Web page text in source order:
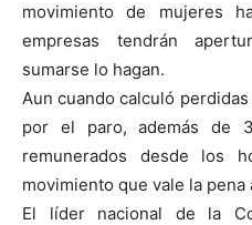
movimiento de mujeres
empresas tendrán
sumarse lo hagan.
Aun cuando calculó
por el paro, además de
remunerados desde los
movimiento que vale la pena
El líder nacional de la